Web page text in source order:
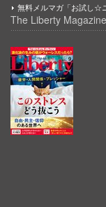
無料メルマガ「お試し☆
The Liberty Magazine